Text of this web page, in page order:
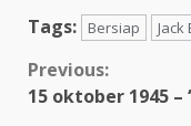
Tags:
Bersiap Jack
Continue
Previous:
15 oktober 1945 –